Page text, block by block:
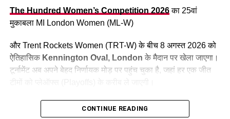
Derbyshire
Aneurin Donald (WK/C)
Martin Andersson
Matthew Montgomery
Muhammed Naeem
Team 1: Small League / Head-to-Head Safe
Team
Team 2: Grand League (GL) Winning
Combination
Conclusion & Match Winner Prediction (मैच परिणाम
The Hundred Women’s Competition 2026का 25वां
मुकाबला MI London Women (ML-W)
और Trent Rockets Women (TRT-W) के बीच 8 अगस्त 2026 को
ऐतिहासिक Kennington Oval, London के मैदान पर खेला जाएगा।
टूर्नामेंट अब अपने बेहद निर्णायक मोड़ पर पहुंच चुका है, जहां हर एक जीत
Table of Contents
CONTINUE READING